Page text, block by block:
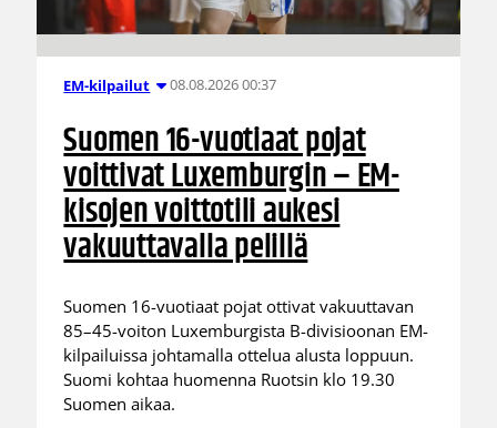
EM-kilpailut 08.08.2026 00:37
Suomen 16-vuotiaat pojat
voittivat Luxemburgin – EM-
kisojen voittotili aukesi
vakuuttavalla pelillä
Suomen 16-vuotiaat pojat ottivat vakuuttavan
85–45-voiton Luxemburgista B-divisioonan EM-
kilpailuissa johtamalla ottelua alusta loppuun.
Suomi kohtaa huomenna Ruotsin klo 19.30
Suomen aikaa.